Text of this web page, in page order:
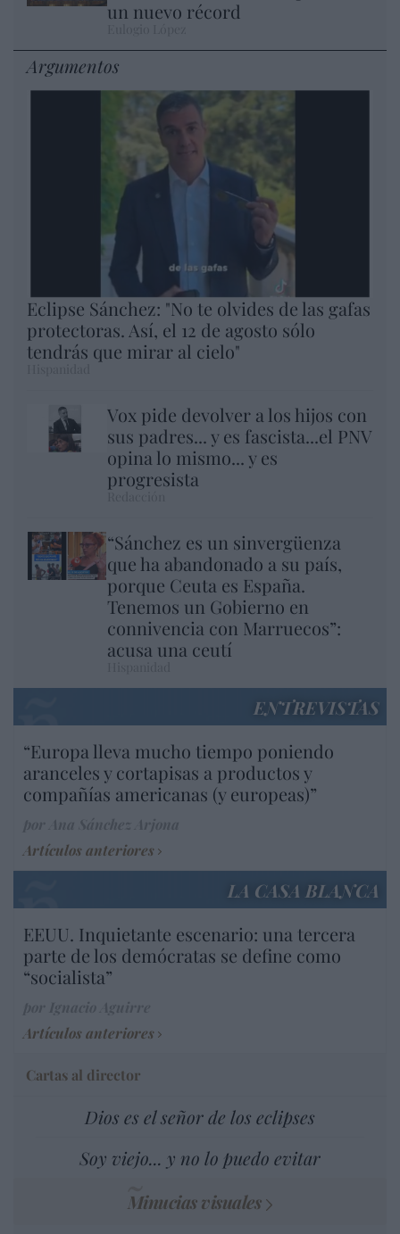
un nuevo récord
Argumentos
Eclipse Sánchez: "No te olvides de las gafas
protectoras. Así, el 12 de agosto sólo
tendrás que mirar al cielo"
Vox pide devolver a los hijos con
sus padres... y es fascista...el PNV
opina lo mismo... y es
progresista
“Sánchez es un sinvergüenza
que ha abandonado a su país,
porque Ceuta es España.
Tenemos un Gobierno en
connivencia con Marruecos”:
acusa una ceutí
ENTREVISTAS
“Europa lleva mucho tiempo poniendo
aranceles y cortapisas a productos y
compañías americanas (y europeas)”
Artículos anteriores
LA CASA BLANCA
EEUU. Inquietante escenario: una tercera
parte de los demócratas se define como
“socialista”
Artículos anteriores
Cartas al director
Dios es el señor de los eclipses
Soy viejo... y no lo puedo evitar
Minucias visuales